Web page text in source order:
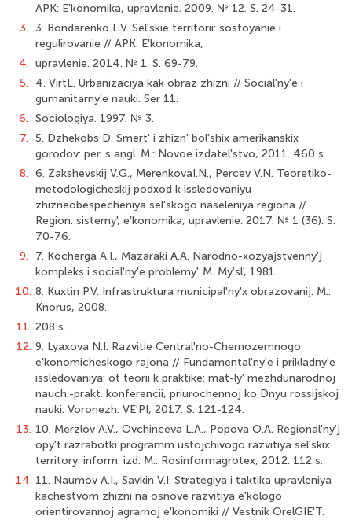
APK: E'konomika, upravlenie. 2009. № 12. S. 24-31.
3. 3. Bondarenko L.V. Sel'skie territorii: sostoyanie i
regulirovanie // APK: E'konomika,
4. upravlenie. 2014. № 1. S. 69-79.
5.
4. VirtL. Urbanizaciya kak obraz zhizni // Social'ny'e i
gumanitarny'e nauki. Ser 11.
6. Sociologiya. 1997. № 3.
7. 5. Dzhekobs D. Smert' i zhizn' bol'shix amerikanskix
gorodov: per. s angl. M.: Novoe izdatel'stvo, 2011. 460 s.
8. 6. Zakshevskij V.G., MerenkovaI.N., Percev V.N. Teoretiko-
metodologicheskij podxod k issledovaniyu
zhizneobespecheniya sel'skogo naseleniya regiona //
Region: sistemy', e'konomika, upravlenie. 2017. № 1 (36). S.
70-76.
9.
7. Kocherga A.I., Mazaraki A.A. Narodno-xozyajstvenny'j
kompleks i social'ny'e problemy'. M. My'sl', 1981.
10. 8. Kuxtin P.V. Infrastruktura municipal'ny'x obrazovanij. M.:
Knorus, 2008.
11. 208 s.
12. 9. Lyaxova N.I. Razvitie Central'no-Chernozemnogo
e'konomicheskogo rajona // Fundamental'ny'e i prikladny'e
issledovaniya: ot teorii k praktike: mat-ly' mezhdunarodnoj
nauch.-prakt. konferencii, priurochennoj ko Dnyu rossijskoj
nauki. Voronezh: VE'PI, 2017. S. 121-124.
13. 10. Merzlov A.V., Ovchinceva L.A., Popova O.A. Regional'ny'j
opy't razrabotki programm ustojchivogo razvitiya sel'skix
territory: inform. izd. M.: Rosinformagrotex, 2012. 112 s.
14. 11. Naumov A.I., Savkin V.I. Strategiya i taktika upravleniya
kachestvom zhizni na osnove razvitiya e'kologo
orientirovannoj agrarnoj e'konomiki // Vestnik OrelGIE'T.